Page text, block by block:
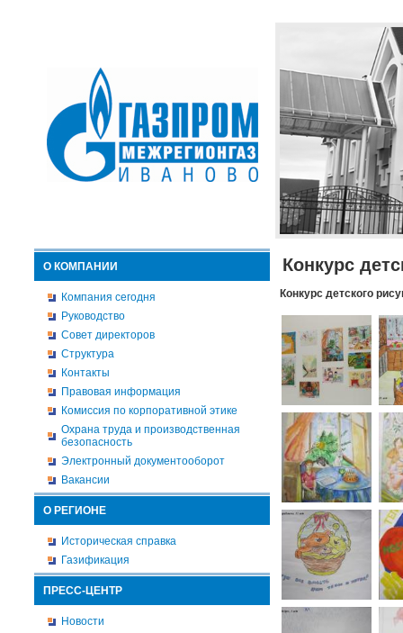
О КОМПАНИИ
Компания сегодня
Руководство
Совет директоров
Структура
Контакты
Правовая информация
Комиссия по корпоративной этике
Охрана труда и производственная
безопасность
Электронный документооборот
Вакансии
О РЕГИОНЕ
Историческая справка
Газификация
ПРЕСС-ЦЕНТР
Новости
Конкурс
Конкурс детского